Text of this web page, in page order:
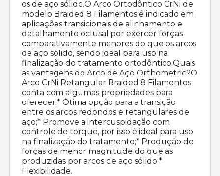
os de aço sólido.O Arco Ortodôntico CrNi de
modelo Braided 8 Filamentos é indicado em
aplicações transicionais de alinhamento e
detalhamento oclusal por exercer forças
comparativamente menores do que os arcos
de aço sólido, sendo ideal para uso na
finalização do tratamento ortodôntico.Quais
as vantagens do Arco de Aço Orthometric?O
Arco CrNi Retangular Braided 8 Filamentos
conta com algumas propriedades para
oferecer:* Ótima opção para a transição
entre os arcos redondos e retangulares de
aço;* Promove a intercuspidação com
controle de torque, por isso é ideal para uso
na finalização do tratamento;* Produção de
forças de menor magnitude do que as
produzidas por arcos de aço sólido;*
Flexibilidade.